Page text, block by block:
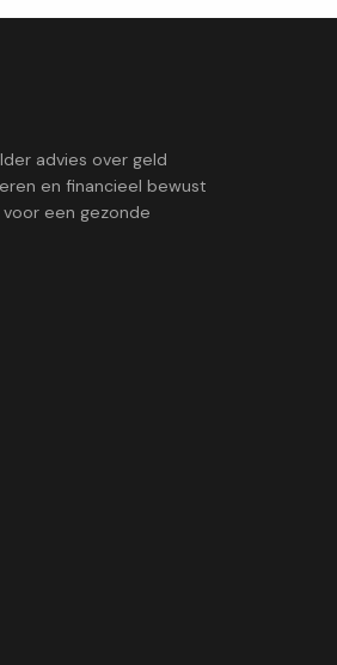
advies over geld
en financieel bewust
een gezonde